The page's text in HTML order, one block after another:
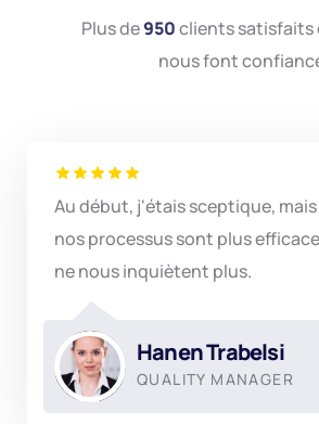
Plus de950clients satisfaits
nous font
Hanen Trabelsi
QUALITY MANAGER
Au début, j'étais sceptique, mais
nos processus sont plus
ne nous inquiètent plus.